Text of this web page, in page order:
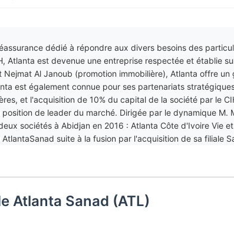
dédié à répondre aux divers besoins des
est devenue une entreprise respectée et établie
Al Janoub (promotion immobilière), Atlanta offre
est également connue pour ses partenariats
et l'acquisition de 10% du capital de la société par le
de leader du marché. Dirigée par le dynamique M.
sociétés à Abidjan en 2016 : Atlanta Côte d'Ivoire Vie
suite à la fusion par l'acquisition de sa filiale
Atlanta Sanad (ATL)